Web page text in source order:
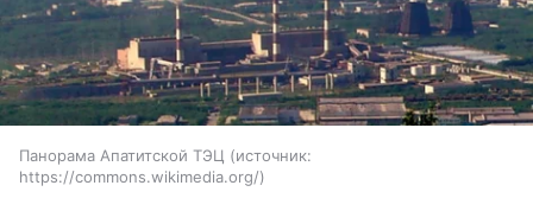
Панорама Апатитской ТЭЦ
источник:
https://commons.wikimedia.org/